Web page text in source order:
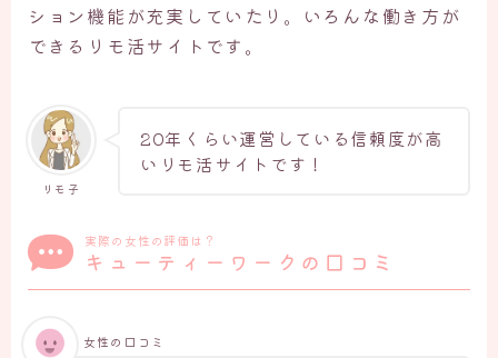
ション機能が充実していたり。いろんな働き方が
できるリモ活サイトです。
リモ子
20年くらい運営している信頼度が高
いリモ活サイトです！
実際の女性の評価は？
キューティーワークの口コミ
女性の口コミ